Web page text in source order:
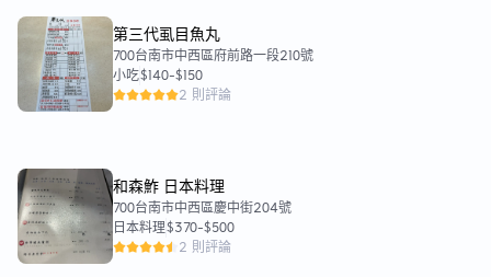
吃不慣台南甜的或許會說有點甜。滷味部分，每樣
都有滷透且軟嫩新鮮，推薦。 雙料湯加冬粉
（105）：雙料我們選擇三色魚丸與骨肉，也是我
們最常選擇的組合。三色魚丸有虱目魚底魚丸數
長時間熬煮，肉質很是軟嫩，也吸了湯汁，很順
口。湯底的部分鮮甜（無加糖），鹹度適中，冬天
喝很剛好。 第三代也算是這一帶小有名氣的店
家，當然除了有歷史、有部落客寫，端上桌的內容
也是真的有料。推薦。
第三代虱目魚丸
700台南市中西區府前路一段210號
小吃$140-$150
2 則評論
和森鮓 日本料理
700台南市中西區慶中街204號
日本料理$370-$500
2 則評論